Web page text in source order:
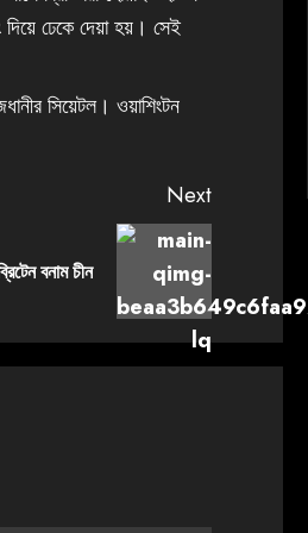
ঢেকে দেয়া হয়। সেই
সিয়েটল। ওয়াশিংটন
Next
বনাম চীন